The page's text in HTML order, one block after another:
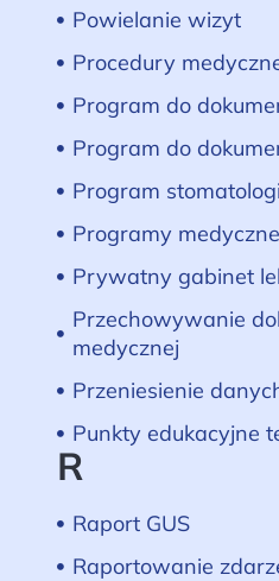
Powielanie wizyt
Procedury
Program do
Program do
Program
Programy medyczne
Prywatny gabinet
Przechowywanie
medycznej
Przeniesienie
Punkty edukacyjne
R
Raport GUS
Raportowanie